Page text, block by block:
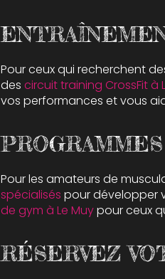
Pour ceux qui recherchent
des circuit training CrossFit à
vos performances et vous
Pour les amateurs de
spécialisés pour développer
de gym à Le Muypour ceux
RÉSERVEZ